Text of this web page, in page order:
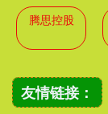
腾思控股
友情链接：